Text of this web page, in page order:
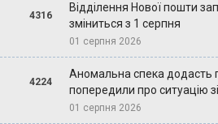
4316
Відділення Нової пошти
зміниться з 1 серпня
01 серпня 2026
4224
Аномальна спека додасть
попередили про ситуацію
01 серпня 2026